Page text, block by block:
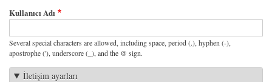
Kullanıcı Adı
Several special characters are allowed, including space, period (.), hyphen (-),
apostrophe ('), underscore (_), and the @ sign.
İletişim ayarları